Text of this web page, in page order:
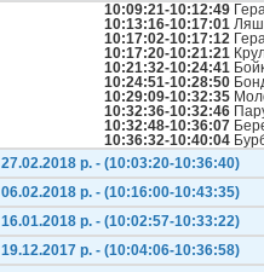
10:09:21-10:12:49
10:13:16-10:17:01
10:17:02-10:17:12
10:17:20-10:21:21
10:21:32-10:24:41
10:24:51-10:28:50
10:29:09-10:32:35
10:32:36-10:32:46
10:32:48-10:36:07
10:36:32-10:40:04
27.02.2018 р. - (10:03:20-10:36:40)
06.02.2018 р. - (10:16:00-10:43:35)
16.01.2018 р. - (10:02:57-10:33:22)
19.12.2017 р. - (10:04:06-10:36:58)